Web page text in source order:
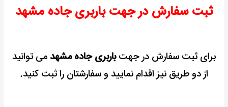
ثبت سفارش در جهت باربری جاده مشهد
برای ثبت سفارش در جهتباربری جاده مشهدمی توانید
از دو طریق نیز اقدام نمایید و سفارشتان را ثبت کنید.